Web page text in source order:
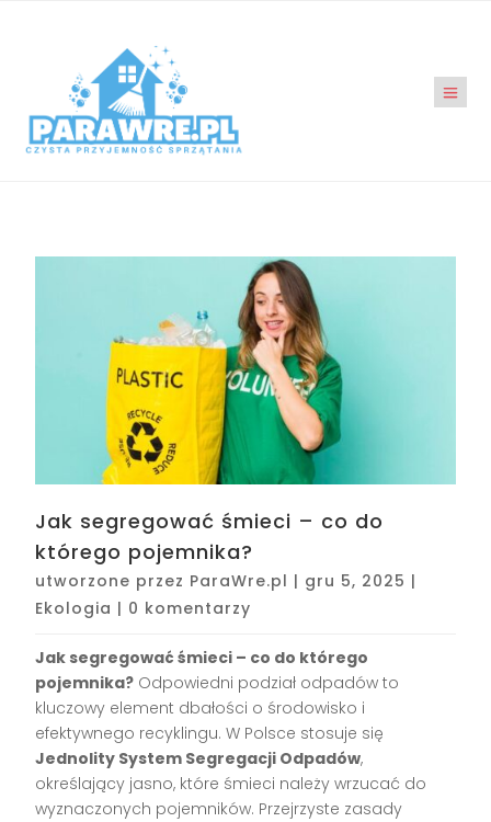
Jak segregować śmieci – co do
którego pojemnika?
utworzone przez ParaWre.pl | gru 5, 2025 |
Ekologia | 0 komentarzy
Jak segregować śmieci – co do którego
pojemnika? Odpowiedni podział odpadów to
kluczowy element dbałości o środowisko i
efektywnego recyklingu. W Polsce stosuje się
Jednolity System Segregacji Odpadów,
określający jasno, które śmieci należy wrzucać do
wyznaczonych pojemników. Przejrzyste zasady